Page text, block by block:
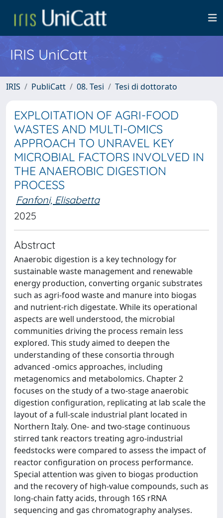
IRIS UniCatt
IRIS PubliCatt 08. Tesi Tesi di dottorato
EXPLOITATION OF AGRI-FOOD
WASTES AND MULTI-OMICS
APPROACH TO UNRAVEL KEY
MICROBIAL FACTORS INVOLVED IN
THE ANAEROBIC DIGESTION
PROCESS
Fanfoni, Elisabetta
2025
Abstract
Anaerobic digestion is a key technology for
sustainable waste management and renewable
energy production, converting organic substrates
such as agri-food waste and manure into biogas
and nutrient-rich digestate. While its operational
aspects are well understood, the microbial
communities driving the process remain less
explored. This study aimed to deepen the
understanding of these consortia through
advanced -omics approaches, including
metagenomics and metabolomics. Chapter 2
focuses on the study of a two-stage anaerobic
digestion configuration, replicating at lab scale the
layout of a full-scale industrial plant located in
Northern Italy. One- and two-stage continuous
stirred tank reactors treating agro-industrial
feedstocks were compared to assess the impact of
reactor configuration on process performance.
Special attention was given to biogas production
and the recovery of high-value compounds, such as
long-chain fatty acids, through 16S rRNA
sequencing and gas chromatography analyses.